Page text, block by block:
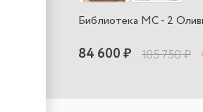
Библиотека МС - 2
84 600 ₽ 105 750 ₽